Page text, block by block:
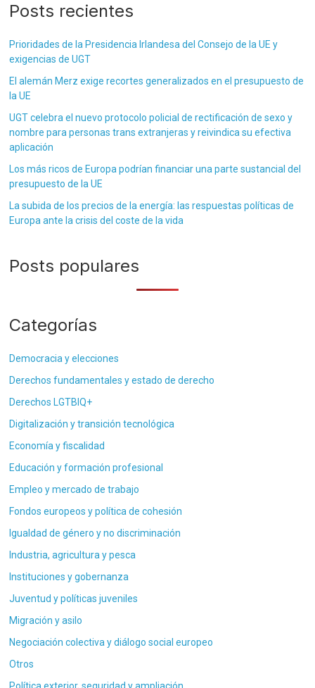
Posts recientes
Prioridades de la Presidencia Irlandesa del Consejo de la UE y
exigencias de UGT
El alemán Merz exige recortes generalizados en el presupuesto de
la UE
UGT celebra el nuevo protocolo policial de rectificación de sexo y
nombre para personas trans extranjeras y reivindica su efectiva
aplicación
Los más ricos de Europa podrían financiar una parte sustancial del
presupuesto de la UE
La subida de los precios de la energía: las respuestas políticas de
Europa ante la crisis del coste de la vida
Posts populares
Categorías
Democracia y elecciones
Derechos fundamentales y estado de derecho
Derechos LGTBIQ+
Digitalización y transición tecnológica
Economía y fiscalidad
Educación y formación profesional
Empleo y mercado de trabajo
Fondos europeos y política de cohesión
Igualdad de género y no discriminación
Industria, agricultura y pesca
Instituciones y gobernanza
Juventud y políticas juveniles
Migración y asilo
Negociación colectiva y diálogo social europeo
Otros